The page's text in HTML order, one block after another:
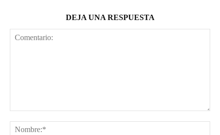
DEJA UNA RESPUESTA